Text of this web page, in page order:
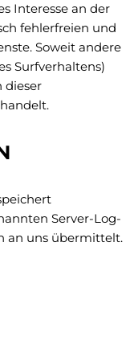
Interesse an der
fehlerfreien und
Soweit andere
Surfverhaltens)
dieser
Server-Log-
an uns übermittelt.